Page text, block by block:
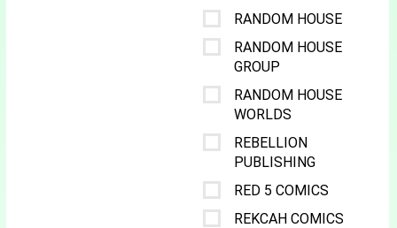
RANDOM HOUSE
RANDOM HOUSE
GROUP
RANDOM HOUSE
WORLDS
REBELLION
PUBLISHING
RED 5 COMICS
REKCAH COMICS